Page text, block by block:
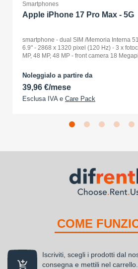
Smartphones
Apple iPhone 17 Pro Max - 5G
smartphone - dual SIM /Memoria Interna
6.9" - 2868 x 1320 pixel (120 Hz) - 3 x
MP, 48 MP, 48 MP - front camera 18
Noleggialo a partire da
39,96 €/mese
Esclusa IVA e Care Pack
COME
Iscriviti, scegli i prodotti dal
consegna e mettili nel carrello.